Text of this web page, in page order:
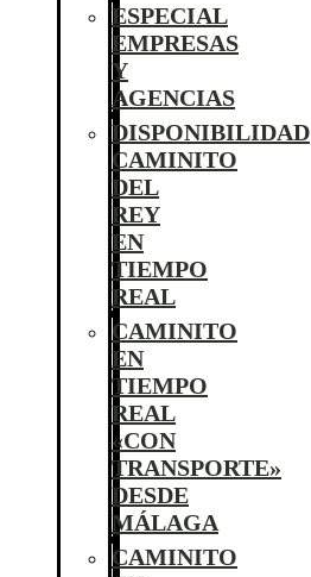
ESPECIAL
EMPRESAS
Y
AGENCIAS
DISPONIBILIDAD
CAMINITO
DEL
REY
EN
TIEMPO
REAL
CAMINITO
EN
TIEMPO
REAL
«CON
TRANSPORTE»
DESDE
MÁLAGA
CAMINITO